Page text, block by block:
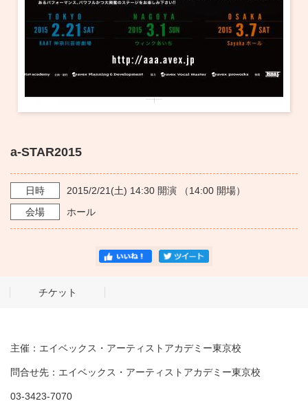
a-STAR2015
日時 2015/2/21 (土) 14:30 開演 （14:00 開場）
会場
ホール
チケット
主催：エイベックス・アーティストアカデミー東京校
問合せ先：エイベックス・アーティストアカデミー東京校
03-3423-7070